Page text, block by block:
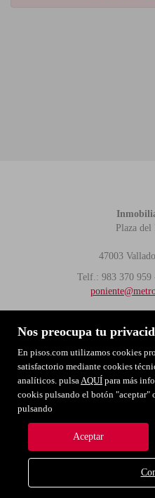
Nos preocupa tu
En pisos.com utilizamos cookies
satisfactorio mediante cookies
analíticos. pulsaAQUÍ para más
cookis pulsando el botón "aceptar"
pulsando
Aceptar
Plaza del
47003
Telf.: 983 370 959
MAPA WEB AVISO
POLITICA